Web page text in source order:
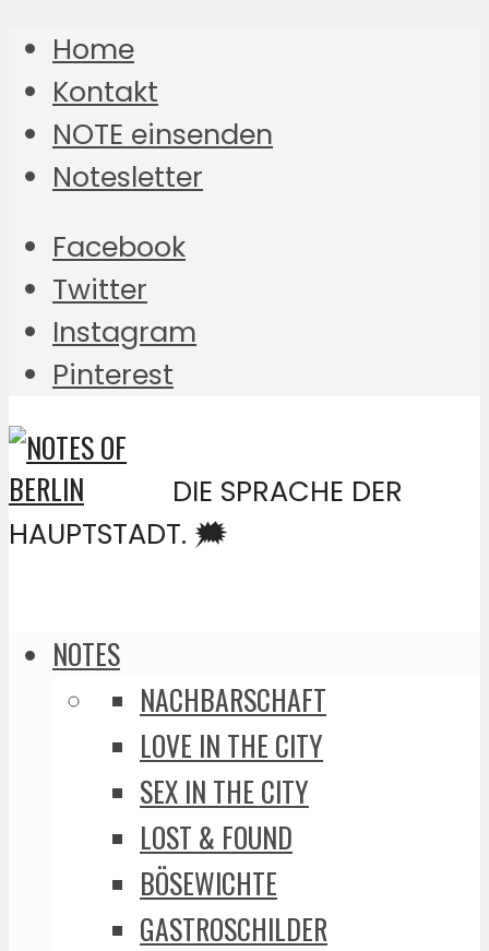
Home
Kontakt
NOTE einsenden
Notesletter
Facebook
Twitter
Instagram
Pinterest
DIE SPRACHE DER
HAUPTSTADT. 🗯️
NOTES
NACHBARSCHAFT
LOVE IN THE CITY
SEX IN THE CITY
LOST & FOUND
BÖSEWICHTE
GASTROSCHILDER